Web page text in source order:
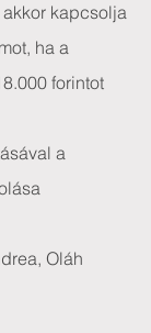
kapcsolja
ha a
forintot
a
Oláh